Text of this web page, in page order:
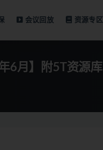
会议回放 资源专区
6月】附5T资源库